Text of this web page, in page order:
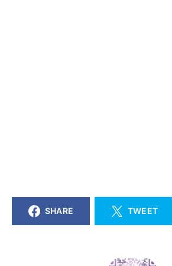
SHARE TWEET